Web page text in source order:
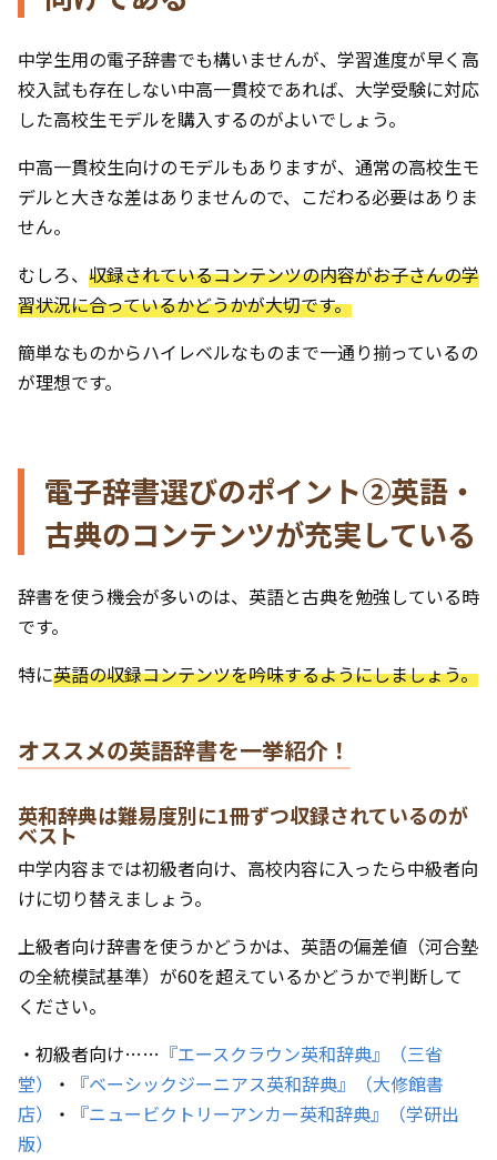
中学生用の電子辞書でも構いませんが、学習進度が早く高
校入試も存在しない中高一貫校であれば、大学受験に対応
した高校生モデルを購入するのがよいでしょう。
中高一貫校生向けのモデルもありますが、通常の高校生モ
デルと大きな差はありませんので、こだわる必要はありま
せん。
むしろ、 収録されているコンテンツの内容がお子さんの学
習状況に合っているかどうかが大切です。
簡単なものからハイレベルなものまで一通り揃っているの
が理想です。
電子辞書選びのポイント②英語・
古典のコンテンツが充実している
辞書を使う機会が多いのは、英語と古典を勉強している時
です。
特に英語の収録コンテンツを吟味するようにしましょう。
オススメの英語辞書を一挙紹介！
英和辞典は難易度別に1冊ずつ収録されているのが
ベスト
中学内容までは初級者向け、高校内容に入ったら中級者向
けに切り替えましょう。
上級者向け辞書を使うかどうかは、英語の偏差値（河合塾
の全統模試基準）が60を超えているかどうかで判断して
ください。
・初級者向け…… 『エースクラウン英和辞典』（三省
堂）
・
『ベーシックジーニアス英和辞典』（大修館書
店）
・
『ニュービクトリーアンカー英和辞典』（学研出
版）